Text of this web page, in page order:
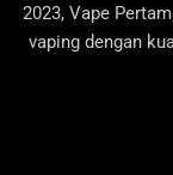
2023, Vape
vaping dengan